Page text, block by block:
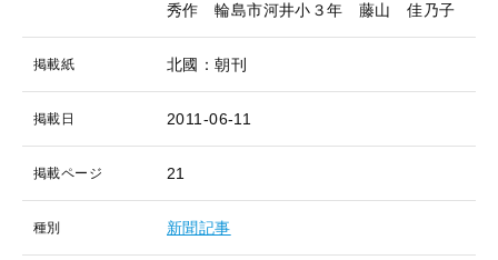
秀作 輪島市河井小３年 藤山 佳乃子
掲載紙 北國：朝刊
掲載日 2011-06-11
掲載ページ 21
種別 新聞記事